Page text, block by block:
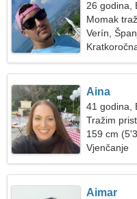
26 godina,
Momak
Verín,
Aina
41 godina,
Tražim
159 cm
Vjenčanje
Aimar